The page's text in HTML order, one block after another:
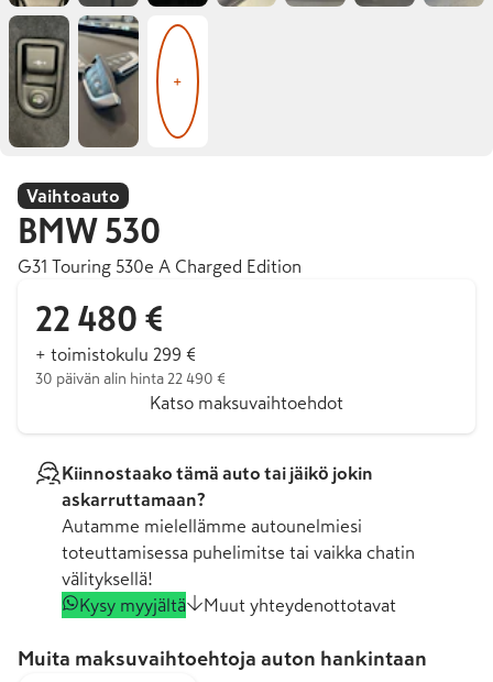
+
Vaihtoauto
BMW 530
G31 Touring 530e A Charged Edition
22 480 €
+ toimistokulu 299 €
30 päivän alin hinta 22 490 €
Katso maksuvaihtoehdot
Kiinnostaako tämä auto tai jäikö jokin
askarruttamaan?
Autamme mielellämme autounelmiesi
toteuttamisessa puhelimitse tai vaikka chatin
välityksellä!
Kysy myyjältä
Muut yhteydenottotavat
Muita maksuvaihtoehtoja auton hankintaan